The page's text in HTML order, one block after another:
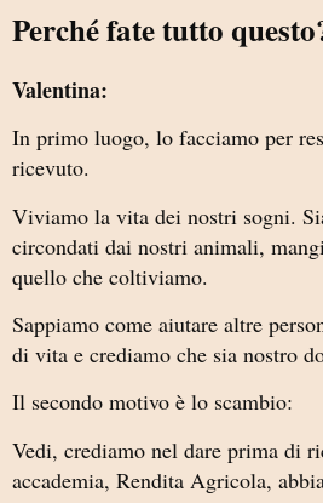
Perché fate tutto
Valentina:
In primo luogo, lo facciamo per
ricevuto.
Viviamo la vita dei nostri sogni.
circondati dai nostri animali,
quello che coltiviamo.
Sappiamo come aiutare altre
di vita e crediamo che sia nostro
Il secondo motivo è lo scambio:
Vedi, crediamo nel dare prima di
accademia, Rendita Agricola,